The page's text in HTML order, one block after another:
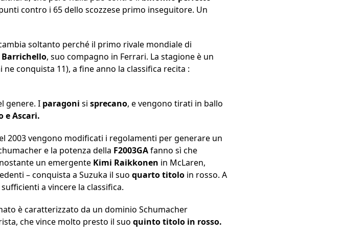
contro i 65 dello scozzese primo inseguitore. Un
soltanto perché il primo rivale mondiale di
Barrichello, suo compagno in Ferrari. La stagione è un
ne conquista 11), a fine anno la classifica recita :
genere. I paragoni si sprecano, e vengono tirati in ballo
e Ascari.
2003 vengono modificati i regolamenti per generare un
e la potenza della F2003GAfanno sì che
un emergente Kimi Raikkonen in McLaren,
– conquista a Suzuka il suo quarto titolo in rosso. A
a vincere la classifica.
è caratterizzato da un dominio Schumacher
che vince molto presto il suo quinto titolo in rosso.